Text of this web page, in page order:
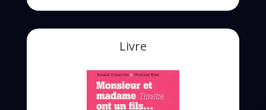
Livre